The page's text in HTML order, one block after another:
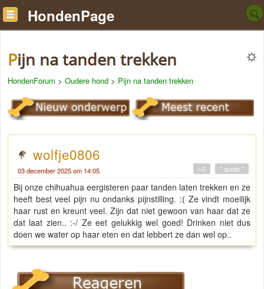
HondenPage
Pijn na tanden trekken
HondenForum > Oudere hond > Pijn na tanden trekken
wolfje0806
03 december 2025 om 14:05 " quote "
+0
Bij onze chihuahua eergisteren paar tanden laten trekken en ze
heeft best veel pijn nu ondanks pijnstilling. :( Ze vindt moeilijk
haar rust en kreunt veel. Zijn dat niet gewoon van haar dat ze
dat laat zien.. :-/ Ze eet gelukkig wel goed! Drinken niet dus
doen we water op haar eten en dat lebbert ze dan wel op..